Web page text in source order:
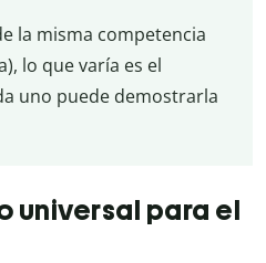
la misma competencia
lo que varía es el
uno puede demostrarla
universal para el